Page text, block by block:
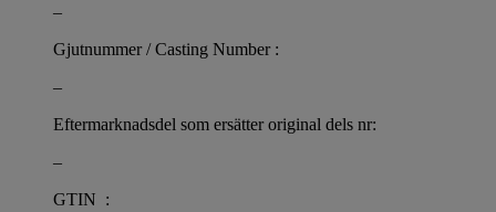
–
Gjutnummer / Casting Number :
–
Eftermarknadsdel som ersätter original dels nr:
–
GTIN :